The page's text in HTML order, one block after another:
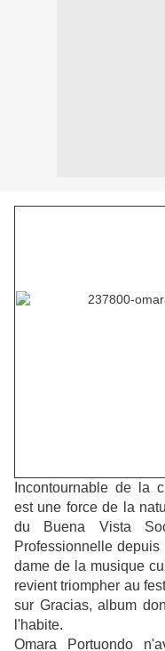
Incontournable de la
est une force de la
du Buena Vista
Professionnelle
dame de la musique
revient triompher au
sur Gracias, album
l'habite.
Omara Portuondo